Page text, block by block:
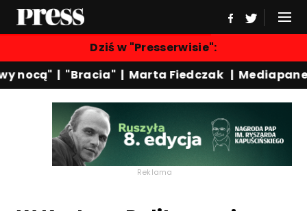
Dziś w "Presserwisie":
nocą"|"Bracia"| Marta Fiedczak|Mediapanel
Reklama